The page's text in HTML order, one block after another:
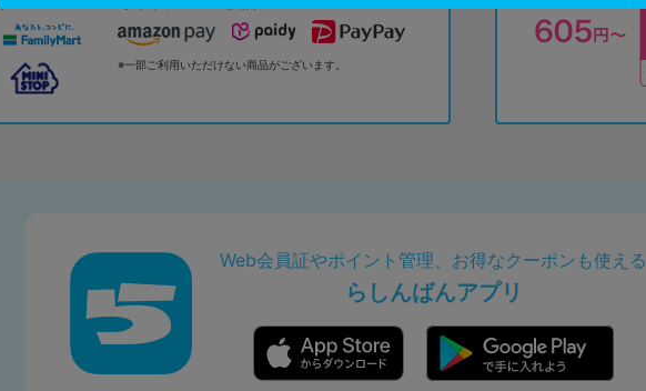
※一部ご利用いただけない商品がございます。
Web会員証やポイント管理、お得なクーポンも使える
らしんばんアプリ